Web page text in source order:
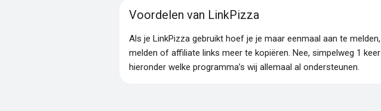
Voordelen van LinkPizza
Als je LinkPizza gebruikt hoef je je maar eenmaal aan te
melden of affiliate links meer te kopiëren. Nee, simpelweg 1
hieronder welke programma’s wij allemaal al ondersteunen.